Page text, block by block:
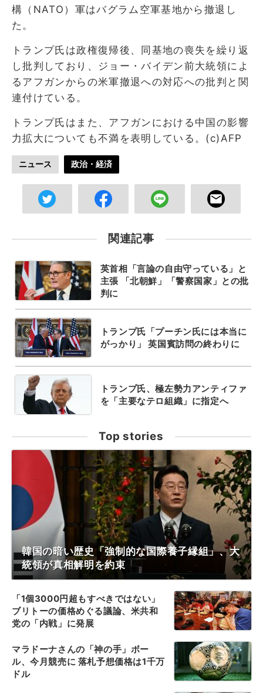
構（NATO）軍はバグラム空軍基地から撤退し
た。
トランプ氏は政権復帰後、同基地の喪失を繰り返
し批判しており、ジョー・バイデン前大統領によ
るアフガンからの米軍撤退への対応への批判と関
連付けている。
トランプ氏はまた、アフガンにおける中国の影響
力拡大についても不満を表明している。(c)AFP
ニュース 政治・経済
関連記事
英首相「言論の自由守っている」と
主張 「北朝鮮」「警察国家」との批
判に
トランプ氏「プーチン氏には本当に
がっかり」 英国賓訪問の終わりに
トランプ氏、極左勢力アンティファ
を「主要なテロ組織」に指定へ
Top stories
韓国の暗い歴史「強制的な国際養子縁組」、大
統領が真相解明を約束
「1個3000円超もすべきではない」
ブリトーの価格めぐる議論、米共和
党の「内戦」に発展
マラドーナさんの「神の手」ボー
ル、今月競売に 落札予想価格は1千万
ドル